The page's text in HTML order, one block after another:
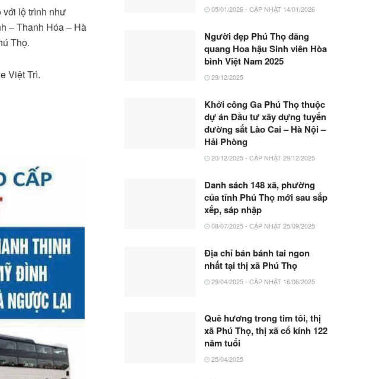
với lộ trình như
– Thanh Hóa – Hà
Thọ.
Việt Trì.
05/01/2026 - CẬP NHẬT 14/01/2026
Người đẹp Phú Thọ đăng
quang Hoa hậu Sinh viên Hòa
bình Việt Nam 2025
29/12/2025
Khởi công Ga Phú Thọ thuộc
dự án Đầu tư xây dựng tuyến
đường sắt Lào Cai – Hà Nội –
Hải Phòng
20/12/2025 - CẬP NHẬT 29/12/2025
Danh sách 148 xã, phường
của tỉnh Phú Thọ mới sau sắp
xếp, sáp nhập
08/07/2025 - CẬP NHẬT 25/09/2025
Địa chỉ bán bánh tai ngon
nhất tại thị xã Phú Thọ
29/04/2025 - CẬP NHẬT 16/06/2025
Quê hương trong tim tôi, thị
xã Phú Thọ, thị xã cổ kính 122
năm tuổi
25/04/2025